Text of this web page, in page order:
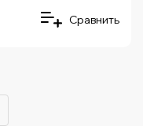
Сравнить